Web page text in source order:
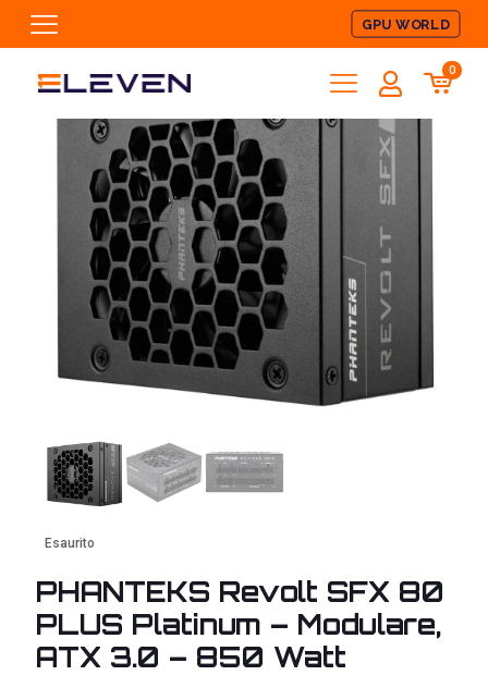
GPU WORLD
0
Esaurito
PHANTEKS Revolt SFX 80
PLUS Platinum – Modulare,
ATX 3.0 – 850 Watt